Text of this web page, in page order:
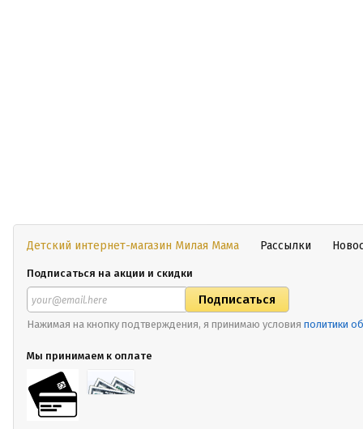
Детский интернет-магазин Милая Мама Рассылки
Подписаться на акции и скидки
Нажимая на кнопку подтверждения, я принимаю условия политики
Мы принимаем к оплате